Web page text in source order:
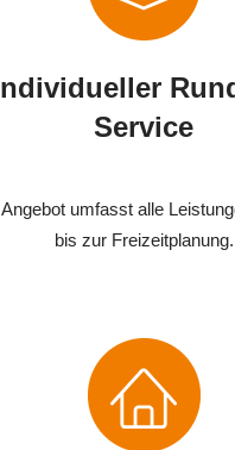
Service
umfasst alle
bis zur Freizeitplanung.